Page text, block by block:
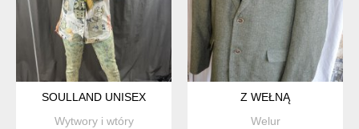
SOULLAND UNISEX
Wytwory i wtóry
Z WEŁNĄ
Welur